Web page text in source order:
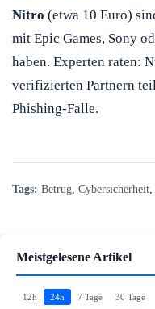
Nitro (etwa 10 Euro)
mit Epic Games, Sony
haben. Experten raten:
verifizierten Partnern
Phishing-Falle.
Tags: Betrug Cybersicherheit
Meistgelesene Artikel
12h 24h 7 Tage 30 Tage